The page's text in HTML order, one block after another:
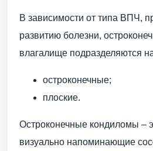
В зависимости от типа ВПЧ,
развитию болезни,
влагалище подразделяются
остроконечные;
плоские.
Остроконечные кондиломы –
визуально напоминающие